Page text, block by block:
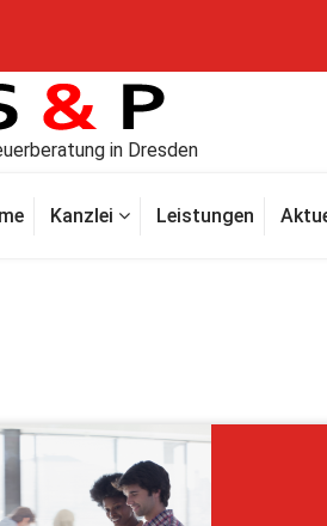
in Dresden
Kanzlei Leistungen